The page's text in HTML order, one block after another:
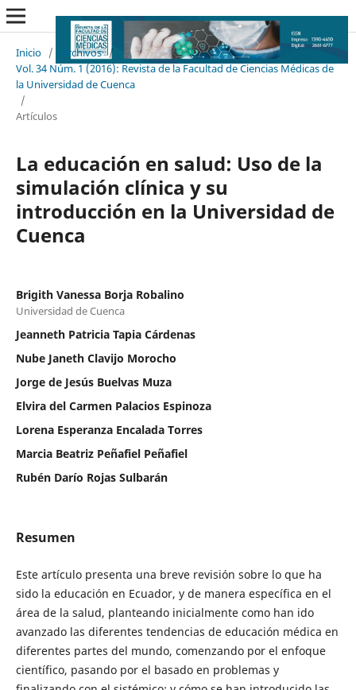
Inicio / Archivos /
Vol. 34 Núm. 1 (2016): Revista de la Facultad de Ciencias Médicas de
la Universidad de Cuenca
/
Artículos
La educación en salud: Uso de la
simulación clínica y su
introducción en la Universidad de
Cuenca
Brigith Vanessa Borja Robalino
Universidad de Cuenca
Jeanneth Patricia Tapia Cárdenas
Nube Janeth Clavijo Morocho
Jorge de Jesús Buelvas Muza
Elvira del Carmen Palacios Espinoza
Lorena Esperanza Encalada Torres
Marcia Beatriz Peñafiel Peñafiel
Rubén Darío Rojas Sulbarán
Resumen
Este artículo presenta una breve revisión sobre lo que ha
sido la educación en Ecuador, y de manera específica en el
área de la salud, planteando inicialmente como han ido
avanzado las diferentes tendencias de educación médica en
diferentes partes del mundo, comenzando por el enfoque
científico, pasando por el basado en problemas y